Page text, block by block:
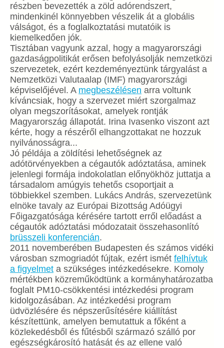
részben bevezették a zöld adórendszert,
mindenkinél könnyebben vészelik át a globális
válságot, és a foglalkoztatási mutatóik is
kiemelkedően jók.
Tisztában vagyunk azzal, hogy a magyarországi
gazdaságpolitikát erősen befolyásolják nemzetközi
szervezetek, ezért kezdeményeztünk tárgyalást a
Nemzetközi Valutaalap (IMF) magyarországi
képviselőjével. A megbeszélésen arra voltunk
kíváncsiak, hogy a szervezet miért szorgalmaz
olyan megszorításokat, amelyek rontják
Magyarország állapotát. Irina Ivasenko viszont azt
kérte, hogy a részéről elhangzottakat ne hozzuk
nyilvánosságra...
Jó példája a zöldítési lehetőségnek az
adótörvényekben a cégautók adóztatása, aminek
jelenlegi formája indokolatlan előnyökhöz juttatja a
társadalom amúgyis tehetős csoportjait a
többiekkel szemben. Lukács András, szervezetünk
elnöke tavaly az Európai Bizottság Adóügyi
Főigazgatósága kérésére tartott erről előadást a
cégautók adóztatási módozatait összehasonlító
brüsszeli konferencián.
2011 novemberében Budapesten és számos vidéki
városban szmogriadót fújtak, ezért ismét felhívtuk
a figyelmet a szükséges intézkedésekre. Komoly
mértékben közreműködtünk a kormányhatározatba
foglalt PM10-csökkentési intézkedési program
kidolgozásában. Az intézkedési program
üdvözlésére és népszerűsítésére kiállítást
készítettünk, amelyen bemutattuk a főként a
közlekedésből és fűtésből származó szálló por
egészségkárosító hatását és az ellene való